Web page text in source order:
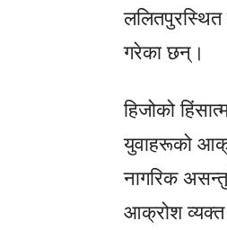
ललितपुरस्थित
गरेका छन्।
हिजोको
युवाहरूको
नागरिक
आक्रोश व्यक्त